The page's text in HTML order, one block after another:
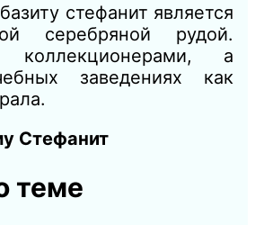
стефанит является
серебряной рудой.
коллекционерами, а
заведениях как
Стефанит
теме